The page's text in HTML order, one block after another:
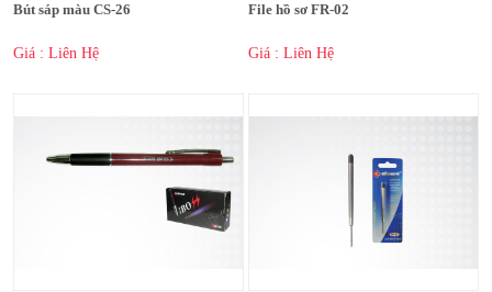
Bút sáp màu CS-26
Giá : Liên Hệ
File hồ sơ FR-02
Giá : Liên Hệ